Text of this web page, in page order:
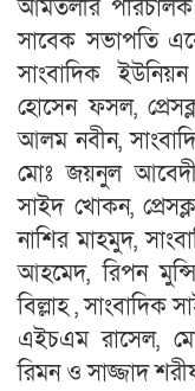
আমতলীর পরিচালক
সাবেক সভাপতি
সাংবাদিক
হোসেন ফসল,
আলম নবীন,
মোঃ জয়নুল
সাইদ খোকন,
নাশির মাহমুদ,
আহমেদ, রিপন
বিল্লাহ , সাংবাদিক
এইচএম রাসেল,
রিমন ও সাজ্জাদ